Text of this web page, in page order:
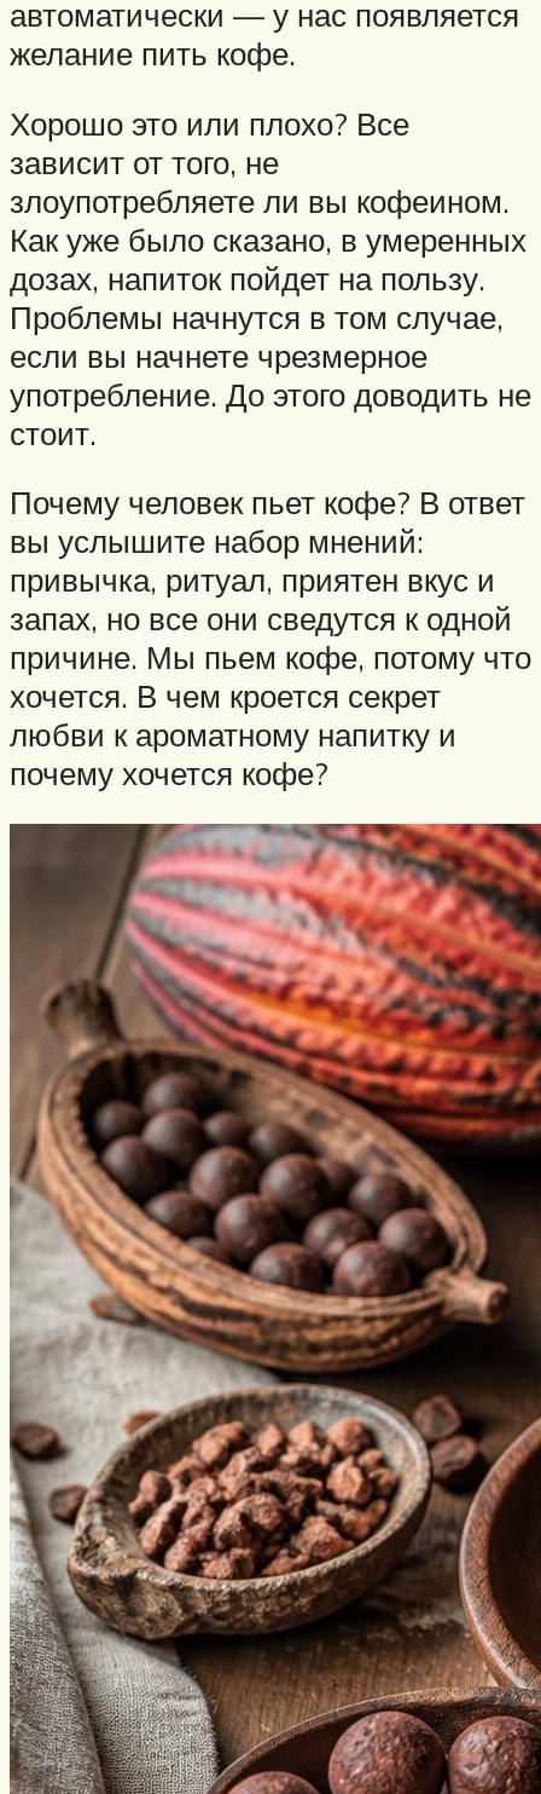
автоматически — у нас появляется
желание пить кофе.
Хорошо это или плохо? Все
зависит от того, не
злоупотребляете ли вы кофеином.
Как уже было сказано, в умеренных
дозах, напиток пойдет на пользу.
Проблемы начнутся в том случае,
если вы начнете чрезмерное
употребление. До этого доводить не
стоит.
Почему человек пьет кофе? В ответ
вы услышите набор мнений:
привычка, ритуал, приятен вкус и
запах, но все они сведутся к одной
причине. Мы пьем кофе, потому что
хочется. В чем кроется секрет
любви к ароматному напитку и
почему хочется кофе?